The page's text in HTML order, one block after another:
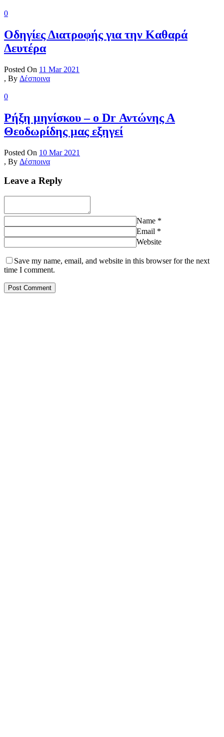
0
Οδηγίες Διατροφής για την Καθαρά
Δευτέρα
Posted On 11 Mar 2021
, By Δέσποινα
0
Ρήξη μηνίσκου – o Dr Αντώνης Α
Θεοδωρίδης μας εξηγεί
Posted On 10 Mar 2021
, By Δέσποινα
Leave a Reply
Name *
Email *
Website
Save my name, email, and website in this browser for the next
time I comment.